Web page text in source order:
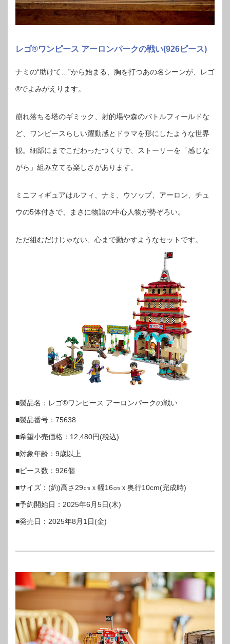
レゴ®ワンピース アーロンパークの戦い(926ピース)
ナミの“助けて…”から始まる、胸を打つあの名シーンが、レゴ
®でよみがえります。
崩れ落ちる塔のギミック、射的場や森のバトルフィールドな
ど、ワンピースらしい躍動感とドラマを形にしたような世界
観。細部にまでこだわったつくりで、ストーリーを「感じな
がら」組み立てる楽しさがあります。
ミニフィギュアはルフィ、ナミ、ウソップ、アーロン、チュ
ウの5体付きで、まさに物語の中心人物が勢ぞろい。
ただ組むだけじゃない、心まで動かすようなセットです。
■製品名：レゴ®ワンピース アーロンパークの戦い
■製品番号：75638
■希望小売価格：12,480円(税込)
■対象年齢：9歳以上
■ピース数：926個
■サイズ：(約)高さ29㎝ｘ幅16㎝ｘ奥行10cm(完成時)
■予約開始日：2025年6月5日(木)
■発売日：2025年8月1日(金)